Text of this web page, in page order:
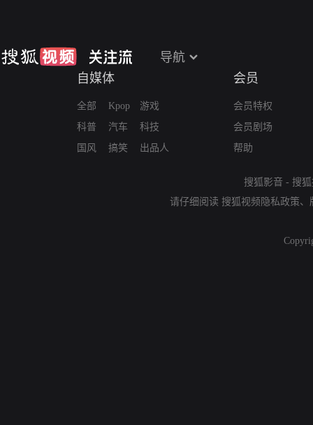
导航
自媒体
全部
科普
国风
Kpop
汽车
搞笑
游戏
科技
出品人
会员
会员特权
会员剧场
帮助
搜狐影音 - 搜
请仔细阅读 搜狐视频隐私政策、